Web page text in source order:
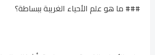
### ما هو علم الأحياء الغريبة ببساطة؟